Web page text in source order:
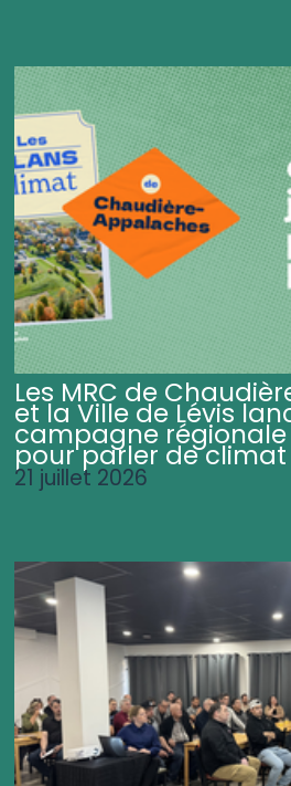
Les MRC de
et la Ville de Lévis
campagne
pour parler de
21 juillet 2026